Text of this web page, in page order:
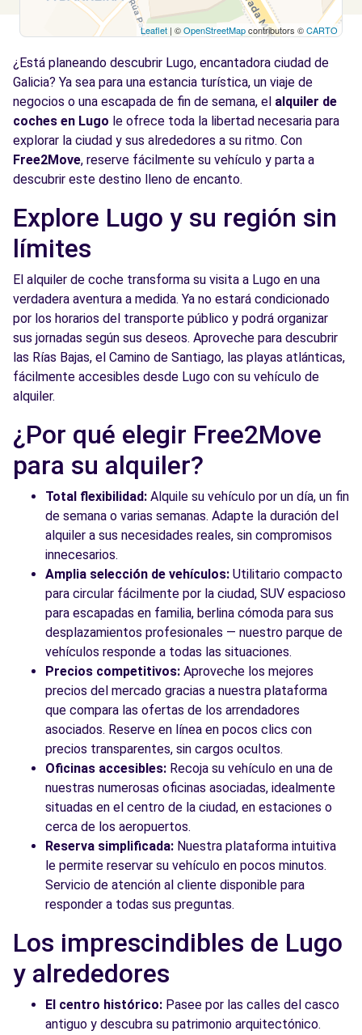
Leaflet | ©OpenStreetMapcontributors ©CARTO
¿Está planeando descubrir Lugo, encantadora ciudad de
Galicia? Ya sea para una estancia turística, un viaje de
negocios o una escapada de fin de semana, el alquiler de
coches en Lugo le ofrece toda la libertad necesaria para
explorar la ciudad y sus alrededores a su ritmo. Con
Free2Move, reserve fácilmente su vehículo y parta a
descubrir este destino lleno de encanto.
Explore Lugo y su región sin
límites
El alquiler de coche transforma su visita a Lugo en una
verdadera aventura a medida. Ya no estará condicionado
por los horarios del transporte público y podrá organizar
sus jornadas según sus deseos. Aproveche para descubrir
las Rías Bajas, el Camino de Santiago, las playas atlánticas,
fácilmente accesibles desde Lugo con su vehículo de
alquiler.
¿Por qué elegir Free2Move
para su alquiler?
Total flexibilidad: Alquile su vehículo por un día, un fin
de semana o varias semanas. Adapte la duración del
alquiler a sus necesidades reales, sin compromisos
innecesarios.
Amplia selección de vehículos: Utilitario compacto
para circular fácilmente por la ciudad, SUV espacioso
para escapadas en familia, berlina cómoda para sus
desplazamientos profesionales — nuestro parque de
vehículos responde a todas las situaciones.
Precios competitivos: Aproveche los mejores
precios del mercado gracias a nuestra plataforma
que compara las ofertas de los arrendadores
asociados. Reserve en línea en pocos clics con
precios transparentes, sin cargos ocultos.
Oficinas accesibles: Recoja su vehículo en una de
nuestras numerosas oficinas asociadas, idealmente
situadas en el centro de la ciudad, en estaciones o
cerca de los aeropuertos.
Reserva simplificada: Nuestra plataforma intuitiva
le permite reservar su vehículo en pocos minutos.
Servicio de atención al cliente disponible para
responder a todas sus preguntas.
Los imprescindibles de Lugo
y alrededores
El centro histórico: Pasee por las calles del casco
antiguo y descubra su patrimonio arquitectónico.